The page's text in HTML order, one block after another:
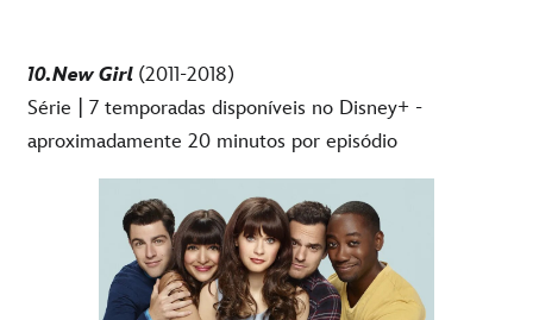
10.New Girl (2011-2018)
Série | 7 temporadas disponíveis no Disney+ -
aproximadamente 20 minutos por episódio